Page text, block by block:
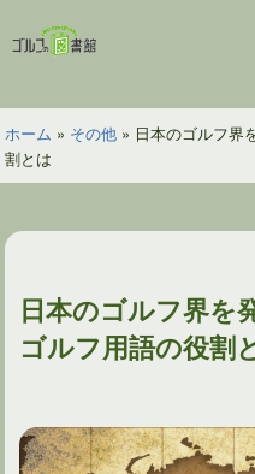
ン
ツ
へ
ス
ッ
ゴ
フ
の
図
ホーム » その他» 日本のゴルフ界
割とは
日本のゴルフ界を
ゴルフ用語の役割